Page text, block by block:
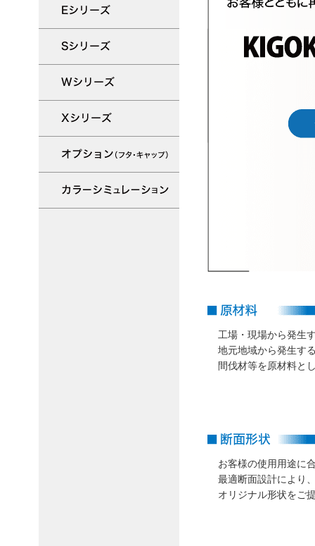
工場・現場から発生
地元地域から発生す
間伐材等を原材料と
お客様の使用用途に
最適断面設計により
オリジナル形状をご